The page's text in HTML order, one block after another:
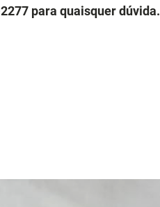
para quaisquer dúvida.